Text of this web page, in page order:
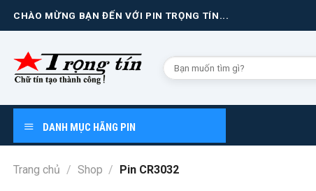
CHÀO MỪNG BẠN ĐẾN VỚI PIN TRỌNG TÍN...
Tìm
kiếm
DANH MỤC HÃNG PIN
Trang chủ / Shop / Pin CR3032